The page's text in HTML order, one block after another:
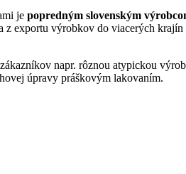
je popredným slovenským
z exportu výrobkov do viacerých
napr. rôznou atypickou
úpravy práškovým lakovaním.